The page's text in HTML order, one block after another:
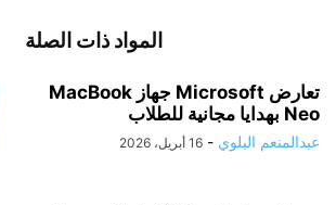
المواد ذات الصلة
تعارض Microsoft جهاز MacBook
Neo بهدايا مجانية للطلاب
عبدالمنعم البلوي - 16 أبريل، 2026